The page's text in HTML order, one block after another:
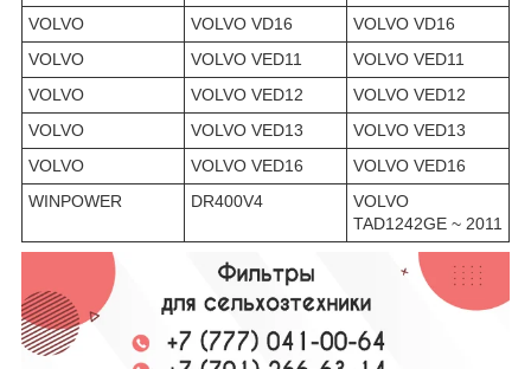
VOLVO
VOLVO VD16
VOLVO VD16
VOLVO
VOLVO VED11
VOLVO VED11
VOLVO
VOLVO VED12
VOLVO VED12
VOLVO
VOLVO VED13
VOLVO VED13
VOLVO
VOLVO VED16
VOLVO VED16
WINPOWER
DR400V4
VOLVO
TAD1242GE ~ 2011